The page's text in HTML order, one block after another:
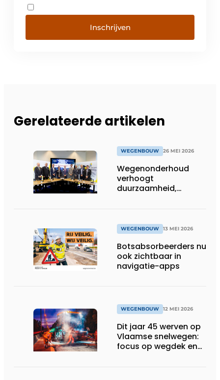
Inschrijven
Gerelateerde artikelen
WEGENBOUW 26 MEI 2026
Wegenonderhoud
verhoogt
duurzaamheid,
WEGENBOUW 13 MEI 2026
Botsabsorbeerders nu
ook zichtbaar in
navigatie-apps
WEGENBOUW 12 MEI 2026
Dit jaar 45 werven op
Vlaamse snelwegen:
focus op wegdek en